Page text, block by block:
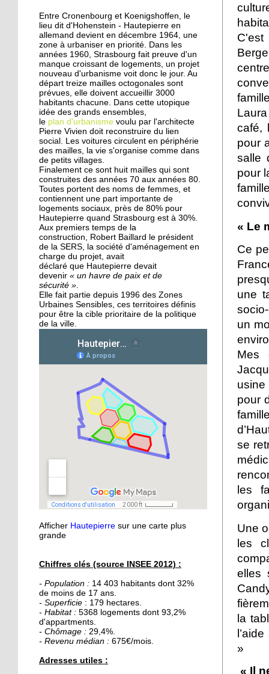
Hautepierre au cœur d'un
jeu vidéo
29 septembre 2016
Les jeunes de Hautepierre
au micro de Radio caddie
25 septembre 2015
La rentrée virevoletante
des Migrateurs
25 septembre 2015
L'utopie en sons
24 septembre 2015
La pépinière fait germer
les talents de
Hautepierre... et d'ailleurs
24 septembre 2015
Horizome s'enracine
doucement dans le
quartier
23 septembre 2015
21 septembre 2015
Nouvelle médiathèque :
les usagers satisfaits
pour le lycée musulman
18 septembre 2015
Les percus comme vous
16 septembre 2015
De la Passerelle au
Ricochet
16 septembre 2015
Table et Culture
Entre Cronenbourg et Koenigshoffen, le
lieu dit d'Hohenstein - Hautepierre en
allemand devient en décembre 1964, une
zone à urbaniser en priorité. Dans les
années 1960, Strasbourg fait preuve d'un
manque croissant de logements, un projet
nouveau d'urbanisme voit donc le jour. Au
départ treize mailles octogonales sont
prévues, elle doivent accueillir 3000
habitants chacune. Dans cette utopique
idée des grands ensembles,
le plan d'urbanisme voulu par l'architecte
Pierre Vivien doit reconstruire du lien
social. Les voitures circulent en périphérie
des mailles, la vie s'organise comme dans
de petits villages.
Finalement ce sont huit mailles qui sont
construites des années 70 aux années 80.
Toutes portent des noms de femmes, et
contiennent une part importante de
logements sociaux, près de 80% pour
Hautepierre quand Strasbourg est à 30%.
Aux premiers temps de la
construction, Robert Baillard le président
de la SERS, la société d'aménagement en
charge du projet, avait
déclaré que Hautepierre devait
devenir « un havre de paix et de
sécurité ».
Elle fait partie depuis 1996 des Zones
Urbaines Sensibles, ces territoires définis
pour être la cible prioritaire de la politique
de la ville.
Afficher Hautepierre sur une carte plus
grande
Chiffres clés (source INSEE 2012) :
- Population : 14 403 habitants dont 32%
de moins de 17 ans.
- Superficie : 179 hectares.
- Habitat : 5368 logements dont 93,2%
d'appartments.
- Chômage : 29,4%.
- Revenu médian : 675€/mois.
Adresses utiles :
café,
pour
salle
pour
« Le
Ce
une
un
Mes
usine
pour
se
les
Une
les
elles
la
»
« Il